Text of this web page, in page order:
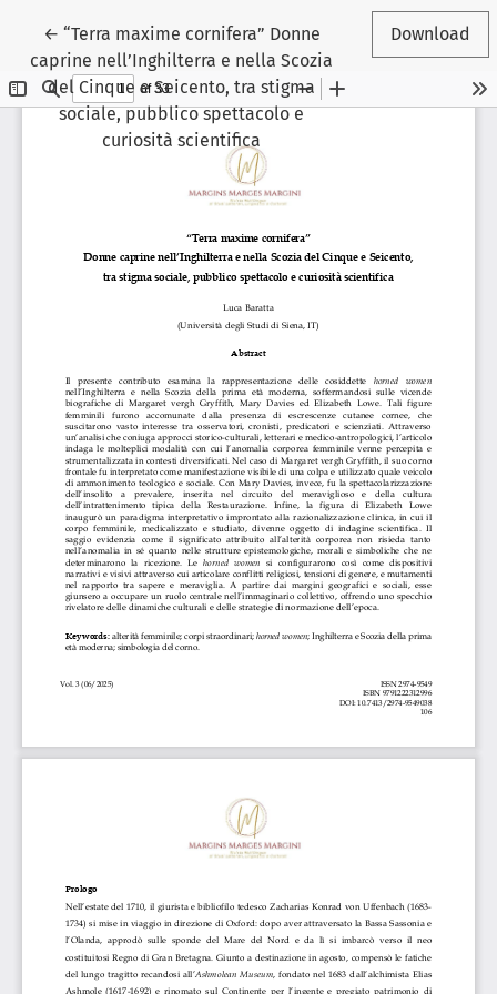
← Return to Article Details
“Terra maxime cornifera” Donne
caprine nell’Inghilterra e nella Scozia
del Cinque e Seicento, tra stigma
sociale, pubblico spettacolo e
curiosità scientifica
Download